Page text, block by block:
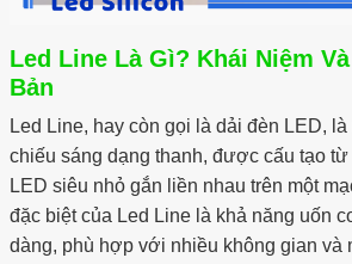
Led Line Là Gì? Khái Niệm
Bản
Led Line, hay còn gọi là dải đèn LED,
chiếu sáng dạng thanh, được cấu tạo
LED siêu nhỏ gắn liền nhau trên một
đặc biệt của Led Line là khả năng uốn
dàng, phù hợp với nhiều không gian và